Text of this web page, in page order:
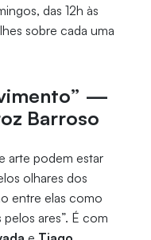
das 12h às
sobre cada uma
—
Barroso
arte podem estar
olhares dos
entre elas como
ares”. É com